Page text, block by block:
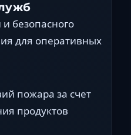
безопасного
для оперативных
пожара за счет
продуктов